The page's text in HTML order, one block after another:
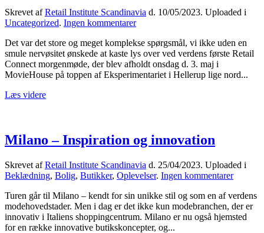
Skrevet afRetail Institute Scandinavia d. 10/05/2023. Uploaded i
Uncategorized. Ingen kommentarertil
bliver
retail
mere
cirkulær?
Det var det store og meget komplekse spørgsmål, vi ikke uden en
smule nervøsitet ønskede at kaste lys over ved verdens første Retail
Connect morgenmøde, der blev afholdt onsdag d. 3. maj i
MovieHouse på toppen af Eksperimentariet i Hellerup lige nord...
Læs videre
Milano – Inspiration og innovation
Skrevet afRetail Institute Scandinavia d. 25/04/2023. Uploaded i
Beklædning, Bolig, Butikker, Oplevelser. Ingen kommentarertil
–
og
Turen går til Milano – kendt for sin unikke stil og som en af verdens
modehovedstader. Men i dag er det ikke kun modebranchen, der er
innovativ i Italiens shoppingcentrum. Milano er nu også hjemsted
for en række innovative butikskoncepter, og...